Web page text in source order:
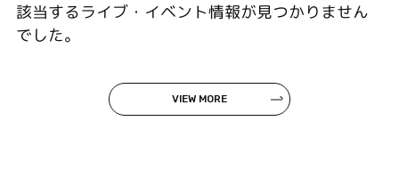
該当するライブ・イベント情報が見つかりません
でした。
VIEW MORE